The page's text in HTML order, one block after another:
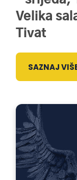
Velika
Tivat
SAZNAJ